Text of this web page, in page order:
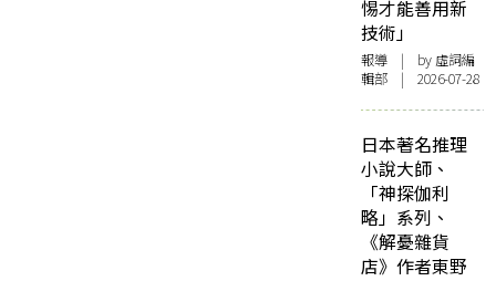
惕才能善用新
技術」
報導 | by 虛詞編
輯部 | 2026-07-28
日本著名推理
小說大師、
「神探伽利
略」系列、
《解憂雜貨
店》作者東野